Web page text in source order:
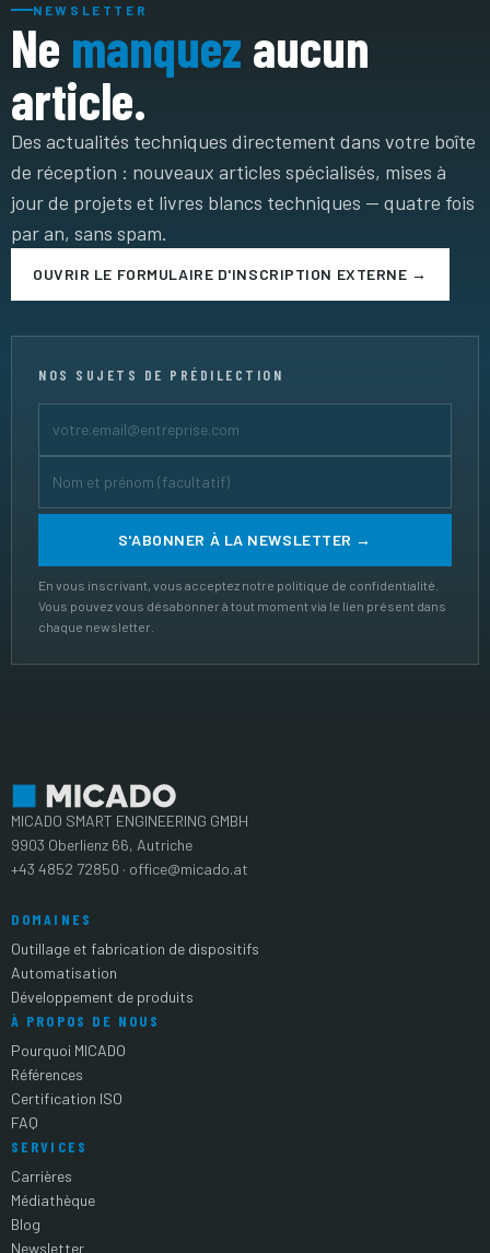
NEWSLETTER
Ne manquez aucun
article.
Des actualités techniques directement dans votre boîte
de réception : nouveaux articles spécialisés, mises à
jour de projets et livres blancs techniques — quatre fois
par an, sans spam.
OUVRIR LE FORMULAIRE D'INSCRIPTION EXTERNE →
NOS SUJETS DE PRÉDILECTION
En vous inscrivant, vous acceptez notre politique de confidentialité.
Vous pouvez vous désabonner à tout moment via le lien présent dans
chaque newsletter.
MICADO SMART ENGINEERING GMBH
9903 Oberlienz 66, Autriche
+43 4852 72850 · office@micado.at
DOMAINES
Outillage et fabrication de dispositifs
Automatisation
Développement de produits
À PROPOS DE NOUS
Pourquoi MICADO
Références
Certification ISO
FAQ
SERVICES
Carrières
Médiathèque
Blog
Newsletter